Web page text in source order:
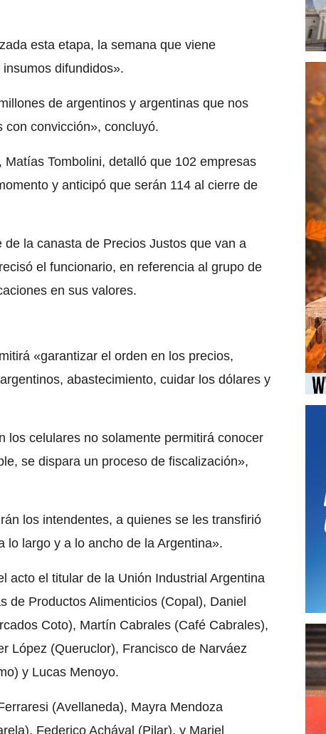
esta etapa, la semana que viene
difundidos».
de argentinos y argentinas que nos
con convicción», concluyó.
Tombolini, detalló que 102 empresas
y anticipó que serán 114 al cierre de
la canasta de Precios Justos que van a
el funcionario, en referencia al grupo de
en sus valores.
«garantizar el orden en los precios,
abastecimiento, cuidar los dólares y
los celulares no solamente permitirá conocer
se dispara un proceso de fiscalización»,
los intendentes, a quienes se les transfirió
lo largo y a lo ancho de la Argentina».
acto el titular de la Unión Industrial Argentina
de Productos Alimenticios (Copal), Daniel
Coto), Martín Cabrales (Café Cabrales),
López (Queruclor), Francisco de Narváez
y Lucas Menoyo.
(Avellaneda), Mayra Mendoza
Federico Achával (Pilar), y Mariel